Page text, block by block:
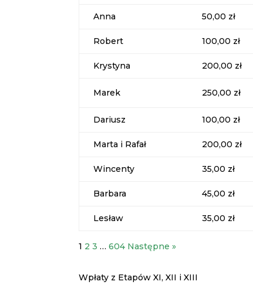
Anna 50,00 zł
Robert 100,00 zł
Krystyna 200,00 zł
Marek 250,00 zł
Dariusz 100,00 zł
Marta i Rafał 200,00 zł
Wincenty 35,00 zł
Barbara 45,00 zł
Lesław 35,00 zł
1 2 3 … 604 Następne »
Wpłaty z Etapów XI, XII i XIII